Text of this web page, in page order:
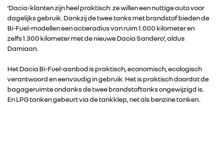
‘Dacia-klanten zijn heel praktisch: ze willen een nuttige auto voor
dagelijks gebruik. Dankzij de twee tanks met brandstof bieden de
Bi-Fuel-modellen een actieradius van ruim 1.000 kilometer en
zelfs 1.300 kilometer met de nieuwe Dacia Sandero’, aldus
Damiaan.
Het Dacia Bi-Fuel-aanbod is praktisch, economisch, ecologisch
verantwoord en eenvoudig in gebruik. Het is praktisch doordat de
bagageruimte ondanks de twee brandstoftanks ongewijzigd is.
En LPG tanken gebeurt via de tankklep, net als benzine tanken.